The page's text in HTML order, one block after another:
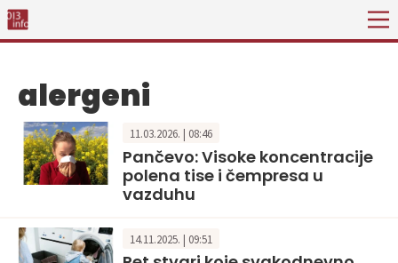
alergeni
11.03.2026. | 08:46
Pančevo: Visoke koncentracije
polena tise i čempresa u
vazduhu
14.11.2025. | 09:51